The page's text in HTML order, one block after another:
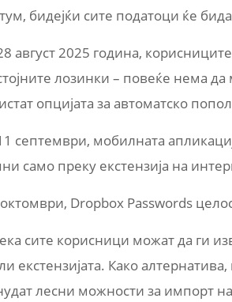
бидејќи сите податоци ќе
август 2025 година,
лозинки – повеќе нема
опцијата за автоматско
септември, мобилната
само преку екстензија на
Dropbox Passwords
сите корисници можат да ги
екстензијата. Како
лесни можности за импорт